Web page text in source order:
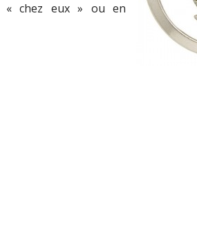
« chez eux » ou en